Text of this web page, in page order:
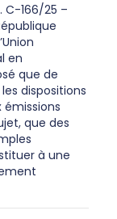
C-166/25 –
en
que de
dispositions
émissions
que des
à une